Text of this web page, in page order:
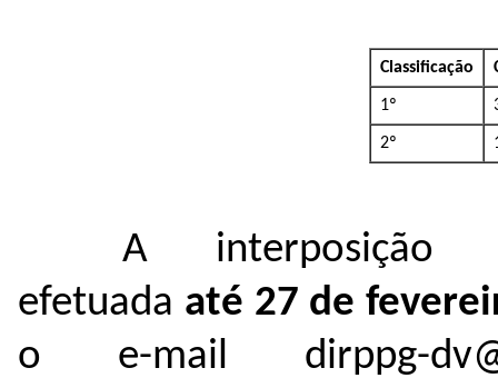
Classificação
1º
2º
A interposição
efetuada até 27 de
o e-mail dirppg-